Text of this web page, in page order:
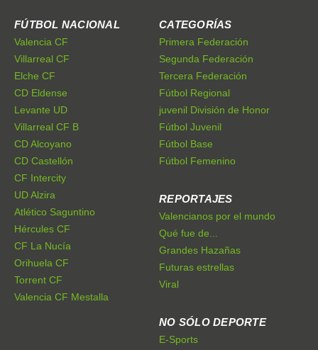
FÚTBOL NACIONAL
Valencia CF
Villarreal CF
Elche CF
CD Eldense
Levante UD
Villarreal CF B
CD Alcoyano
CD Castellón
CF Intercity
UD Alzira
Atlético Saguntino
Hércules CF
CF La Nucía
Orihuela CF
Torrent CF
Valencia CF Mestalla
CATEGORÍAS
Primera Federación
Segunda Federación
Tercera Federación
Fútbol Regional
juvenil División de Honor
Fútbol Juvenil
Fútbol Base
Fútbol Femenino
REPORTAJES
Valencianos por el mundo
Qué fue de...
Grandes Hazañas
Futuras estrellas
Viral
NO SÓLO DEPORTE
E-Sports